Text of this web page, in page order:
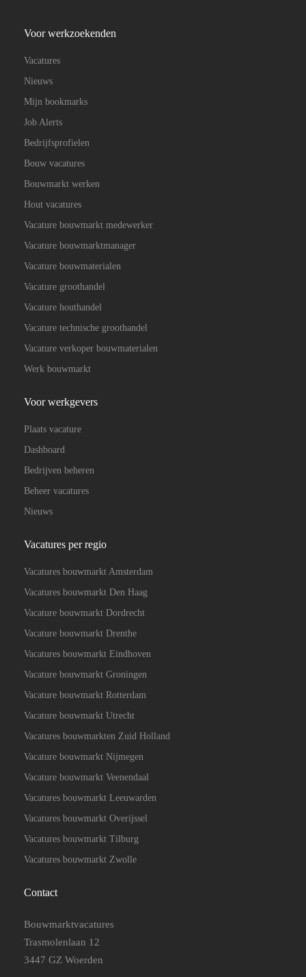
Voor werkzoekenden
Vacatures
Nieuws
Mijn bookmarks
Job Alerts
Bedrijfsprofielen
Bouw vacatures
Bouwmarkt werken
Hout vacatures
Vacature bouwmarkt medewerker
Vacature bouwmarktmanager
Vacature bouwmaterialen
Vacature groothandel
Vacature houthandel
Vacature technische groothandel
Vacature verkoper bouwmaterialen
Werk bouwmarkt
Voor werkgevers
Plaats vacature
Dashboard
Bedrijven beheren
Beheer vacatures
Nieuws
Vacatures per regio
Vacatures bouwmarkt Amsterdam
Vacatures bouwmarkt Den Haag
Vacature bouwmarkt Dordrecht
Vacature bouwmarkt Drenthe
Vacatures bouwmarkt Eindhoven
Vacature bouwmarkt Groningen
Vacature bouwmarkt Rotterdam
Vacature bouwmarkt Utrecht
Vacatures bouwmarkten Zuid Holland
Vacature bouwmarkt Nijmegen
Vacature bouwmarkt Veenendaal
Vacatures bouwmarkt Leeuwarden
Vacatures bouwmarkt Overijssel
Vacatures bouwmarkt Tilburg
Vacatures bouwmarkt Zwolle
Contact
Bouwmarktvacatures
Trasmolenlaan 12
3447 GZ Woerden